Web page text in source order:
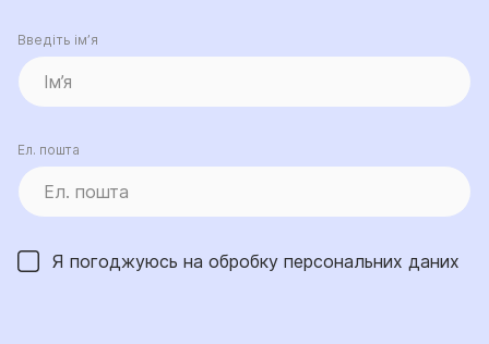
Введіть ім’я
Ел. пошта
Я погоджуюсь на обробку персональних даних